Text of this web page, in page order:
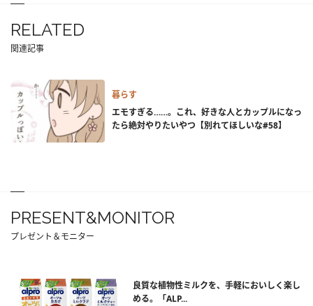
RELATED
関連記事
暮らす
エモすぎる……。これ、好きな人とカップルになっ
たら絶対やりたいやつ【別れてほしいな#58】
PRESENT&MONITOR
プレゼント＆モニター
良質な植物性ミルクを、手軽においしく楽し
める。「ALP...